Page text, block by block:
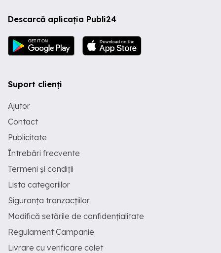
Descarcă aplicația Publi24
Suport clienți
Ajutor
Contact
Publicitate
Întrebări frecvente
Termeni și condiții
Lista categoriilor
Siguranța tranzacțiilor
Modifică setările de confidențialitate
Regulament Campanie
Livrare cu verificare colet